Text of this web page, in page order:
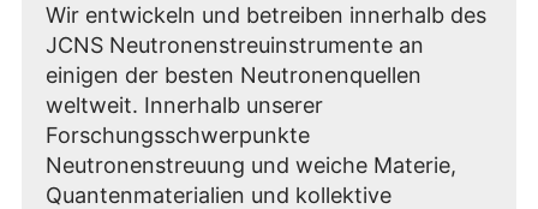
Wir entwickeln und betreiben innerhalb des
JCNS Neutronenstreuinstrumente an
einigen der besten Neutronenquellen
weltweit. Innerhalb unserer
Forschungsschwerpunkte
Neutronenstreuung und weiche Materie,
Quantenmaterialien und kollektive